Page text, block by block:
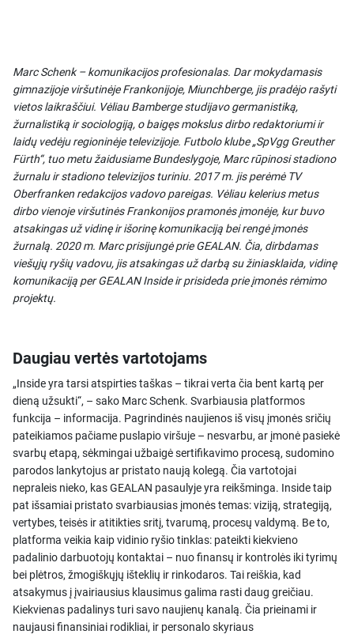
Marc Schenk – komunikacijos profesionalas. Dar mokydamasis
gimnazijoje viršutinėje Frankonijoje, Miunchberge, jis pradėjo rašyti
vietos laikraščiui. Vėliau Bamberge studijavo germanistiką,
žurnalistiką ir sociologiją, o baigęs mokslus dirbo redaktoriumi ir
laidų vedėju regioninėje televizijoje. Futbolo klube „SpVgg Greuther
Fürth“, tuo metu žaidusiame Bundeslygoje, Marc rūpinosi stadiono
žurnalu ir stadiono televizijos turiniu. 2017 m. jis perėmė TV
Oberfranken redakcijos vadovo pareigas. Vėliau kelerius metus
dirbo vienoje viršutinės Frankonijos pramonės įmonėje, kur buvo
atsakingas už vidinę ir išorinę komunikaciją bei rengė įmonės
žurnalą. 2020 m. Marc prisijungė prie GEALAN. Čia, dirbdamas
viešųjų ryšių vadovu, jis atsakingas už darbą su žiniasklaida, vidinę
komunikaciją per GEALAN Inside ir prisideda prie įmonės rėmimo
projektų.
Daugiau vertės vartotojams
„Inside yra tarsi atspirties taškas – tikrai verta čia bent kartą per
dieną užsukti“, – sako Marc Schenk. Svarbiausia platformos
funkcija – informacija. Pagrindinės naujienos iš visų įmonės sričių
pateikiamos pačiame puslapio viršuje – nesvarbu, ar įmonė pasiekė
svarbų etapą, sėkmingai užbaigė sertifikavimo procesą, sudomino
parodos lankytojus ar pristato naują kolegą. Čia vartotojai
nepraleis nieko, kas GEALAN pasaulyje yra reikšminga. Inside taip
pat išsamiai pristato svarbiausias įmonės temas: viziją, strategiją,
vertybes, teisės ir atitikties sritį, tvarumą, procesų valdymą. Be to,
platforma veikia kaip vidinio ryšio tinklas: pateikti kiekvieno
padalinio darbuotojų kontaktai – nuo finansų ir kontrolės iki tyrimų
bei plėtros, žmogiškųjų išteklių ir rinkodaros. Tai reiškia, kad
atsakymus į įvairiausius klausimus galima rasti daug greičiau.
Kiekvienas padalinys turi savo naujienų kanalą. Čia prieinami ir
naujausi finansiniai rodikliai, ir personalo skyriaus